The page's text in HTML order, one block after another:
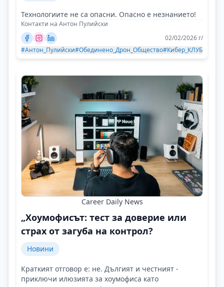
Технологиите не са опасни. Опасно е незнанието!
Контакти на Антон Пулийски
02/02/2026 г/
#Антон_Пулийски#Обединено_Дрон_Общество#Кибер_КЛУБ
Career Daily News
„Хоумофисът: тест за доверие или
страх от загуба на контрол?
Новини
Краткият отговор е: не. Дългият и честният -
приключи илюзията за хоумофиса като